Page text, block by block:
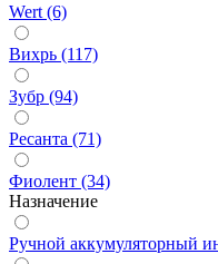
Wert (6)
Вихрь (117)
Зубр (94)
Ресанта (71)
Фиолент (34)
Назначение
Ручной аккумуляторный